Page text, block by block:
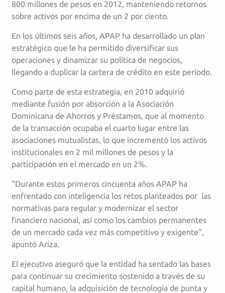
800 millones de pesos en 2012, manteniendo retornos
sobre activos por encima de un 2 por ciento.
En los últimos seis años, APAP ha desarrollado un plan
estratégico que le ha permitido diversificar sus
operaciones y dinamizar su política de negocios,
llegando a duplicar la cartera de crédito en este período.
Como parte de esta estrategia, en 2010 adquirió
mediante fusión por absorción a la Asociación
Dominicana de Ahorros y Préstamos, que al momento
de la transacción ocupaba el cuarto lugar entre las
asociaciones mutualistas, lo que incrementó los activos
institucionales en 2 mil millones de pesos y la
participación en el mercado en un 2%.
“Durante estos primeros cincuenta años APAP ha
enfrentado con inteligencia los retos planteados por las
normativas para regular y modernizar el sector
financiero nacional, así como los cambios permanentes
de un mercado cada vez más competitivo y exigente”,
apuntó Ariza.
El ejecutivo aseguró que la entidad ha sentado las bases
para continuar su crecimiento sostenido a través de su
capital humano, la adquisición de tecnología de punta y